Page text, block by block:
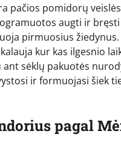
pačios pomidorų
augti ir bręsti
pirmuosius žiedynus.
kur kas ilgesnio
ant sėklų pakuotės
ir formuojasi šiek
pagal